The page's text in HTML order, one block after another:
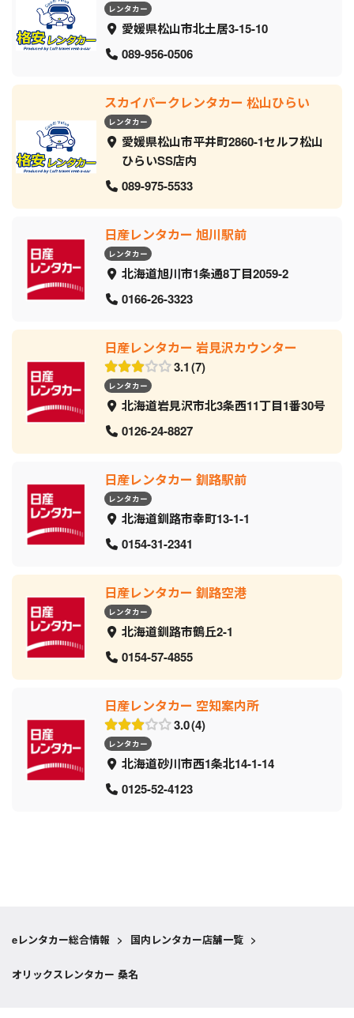
レンタカー
愛媛県松山市北土居3-15-10
089-956-0506
スカイパークレンタカー 松山ひらい
レンタカー
愛媛県松山市平井町2860-1セルフ松山
ひらいSS店内
089-975-5533
日産レンタカー 旭川駅前
レンタカー
北海道旭川市1条通8丁目2059‐2
0166-26-3323
日産レンタカー 岩見沢カウンター
3.1 7
レンタカー
北海道岩見沢市北3条西11丁目1番30号
0126-24-8827
日産レンタカー 釧路駅前
レンタカー
北海道釧路市幸町13-1-1
0154-31-2341
日産レンタカー 釧路空港
レンタカー
北海道釧路市鶴丘2-1
0154-57-4855
日産レンタカー 空知案内所
3.0 4
レンタカー
北海道砂川市西1条北14-1-14
0125-52-4123
eレンタカー総合情報 > 国内レンタカー店舗一覧 >
オリックスレンタカー 桑名